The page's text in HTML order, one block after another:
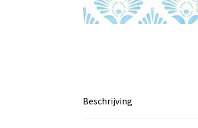
Beschrijving